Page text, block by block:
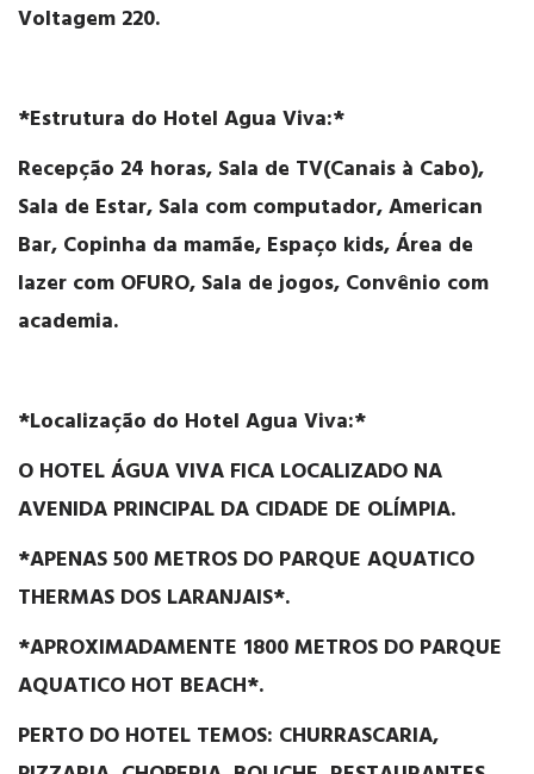
Voltagem 220.
*Estrutura do Hotel Agua Viva:*
Recepção 24 horas, Sala de TV(Canais à Cabo),
Sala de Estar, Sala com computador, American
Bar, Copinha da mamãe, Espaço kids, Área de
lazer com OFURO, Sala de jogos, Convênio com
academia.
*Localização do Hotel Agua Viva:*
O HOTEL ÁGUA VIVA FICA LOCALIZADO NA
AVENIDA PRINCIPAL DA CIDADE DE OLÍMPIA.
*APENAS 500 METROS DO PARQUE AQUATICO
THERMAS DOS LARANJAIS*.
*APROXIMADAMENTE 1800 METROS DO PARQUE
AQUATICO HOT BEACH*.
PERTO DO HOTEL TEMOS: CHURRASCARIA,